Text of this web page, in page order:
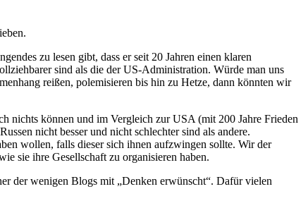
zu lesen gibt, dass er seit 20 Jahren einen klaren
sind als die der US-Administration. Würde man uns
reißen, polemisieren bis hin zu Hetze, dann könnten wir
nichts können und im Vergleich zur USA (mit 200 Jahre Frieden
nicht besser und nicht schlechter sind als andere.
wollen, falls dieser sich ihnen aufzwingen sollte. Wir der
sie ihre Gesellschaft zu organisieren haben.
der wenigen Blogs mit „Denken erwünscht“. Dafür vielen